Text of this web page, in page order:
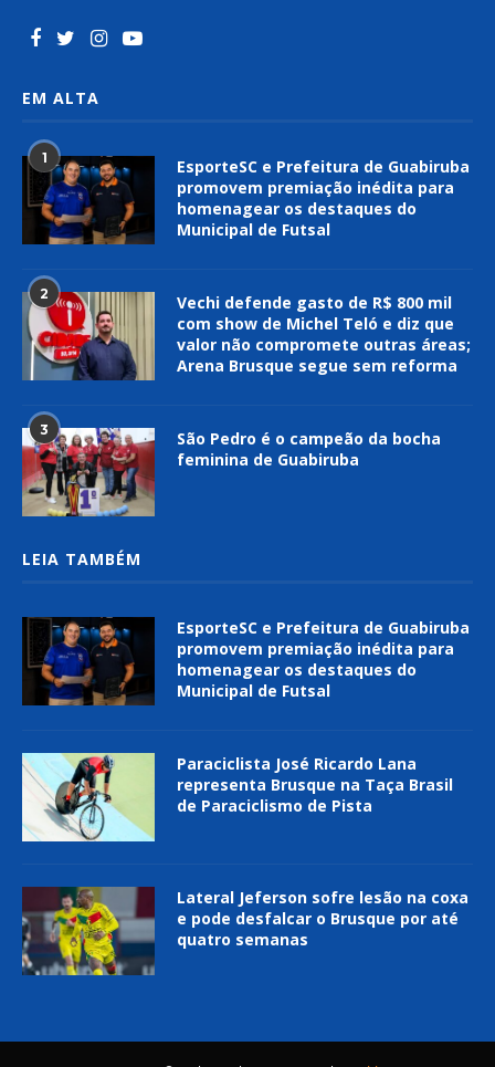
EM ALTA
1
EsporteSC e Prefeitura de Guabiruba
promovem premiação inédita para
homenagear os destaques do
Municipal de Futsal
2
Vechi defende gasto de R$ 800 mil
com show de Michel Teló e diz que
valor não compromete outras áreas;
Arena Brusque segue sem reforma
3
São Pedro é o campeão da bocha
feminina de Guabiruba
LEIA TAMBÉM
EsporteSC e Prefeitura de Guabiruba
promovem premiação inédita para
homenagear os destaques do
Municipal de Futsal
Paraciclista José Ricardo Lana
representa Brusque na Taça Brasil
de Paraciclismo de Pista
Lateral Jeferson sofre lesão na coxa
e pode desfalcar o Brusque por até
quatro semanas